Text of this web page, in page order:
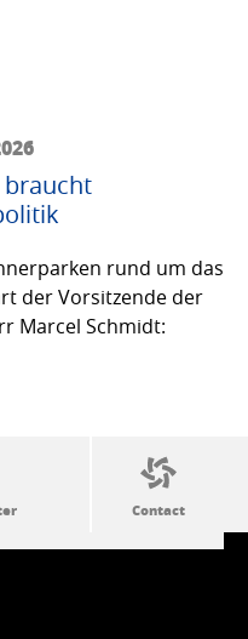
braucht
rund um das
der Vorsitzende der
Marcel Schmidt: